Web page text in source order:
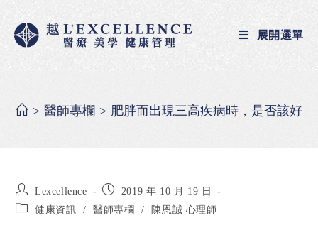
展開選單
> 醫師專欄 > 肥胖而出現三高疾病時，是否該好
Lexcellence
2019 年 10 月 19 日
健康資訊
/ 醫師專欄 / 陳恩誠 心理師